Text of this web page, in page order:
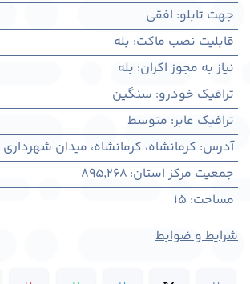
جهت تابلو: افقی
قابلیت نصب ماکت: بله
نیاز به مجوز اکران: بله
ترافیک خودرو: سنگین
ترافیک عابر: متوسط
آدرس: کرمانشاه، كرمانشاه، میدان شهرداری
جمعیت مرکز استان:
895,268
مساحت:
15
شرایط و ضوابط